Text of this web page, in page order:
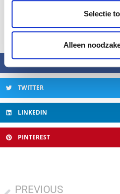
Selectie
Alleen
TWITTER
LINKEDIN
PINTEREST
PREVIOUS